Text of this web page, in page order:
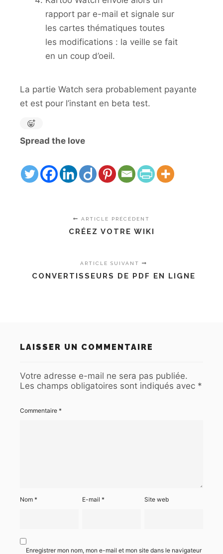
rapport par e-mail et signale sur
les cartes thématiques toutes
les modifications : la veille se fait
en un coup d’oeil.
La partie Watch sera probablement payante
et est pour l’instant en beta test.
Spread the love
ARTICLE PRÉCÉDENT
CRÉEZ VOTRE WIKI
ARTICLE SUIVANT
CONVERTISSEURS DE PDF EN LIGNE
LAISSER UN COMMENTAIRE
Votre adresse e-mail ne sera pas publiée.
Les champs obligatoires sont indiqués avec *
Commentaire *
Nom * E-mail* Site web
Enregistrer mon nom, mon e-mail et mon site dans le navigateur